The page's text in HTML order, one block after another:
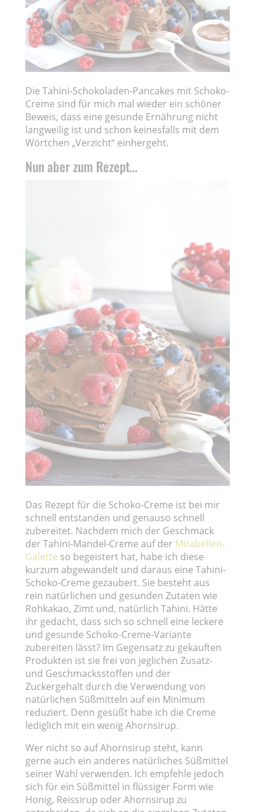
Die Tahini-Schokoladen-Pancakes mit Schoko-
Creme sind für mich mal wieder ein schöner
Beweis, dass eine gesunde Ernährung nicht
langweilig ist und schon keinesfalls mit dem
Wörtchen „Verzicht“ einhergeht.
Nun aber zum Rezept…
Das Rezept für die Schoko-Creme ist bei mir
schnell entstanden und genauso schnell
zubereitet. Nachdem mich der Geschmack
der Tahini-Mandel-Creme auf der Mirabellen-
Galette so begeistert hat, habe ich diese
kurzum abgewandelt und daraus eine Tahini-
Schoko-Creme gezaubert. Sie besteht aus
rein natürlichen und gesunden Zutaten wie
Rohkakao, Zimt und, natürlich Tahini. Hätte
ihr gedacht, dass sich so schnell eine leckere
und gesunde Schoko-Creme-Variante
zubereiten lässt? Im Gegensatz zu gekauften
Produkten ist sie frei von jeglichen Zusatz-
und Geschmacksstoffen und der
Zuckergehalt durch die Verwendung von
natürlichen Süßmitteln auf ein Minimum
reduziert. Denn gesüßt habe ich die Creme
lediglich mit ein wenig Ahornsirup.
Wer nicht so auf Ahornsirup steht, kann
gerne auch ein anderes natürliches Süßmittel
seiner Wahl verwenden. Ich empfehle jedoch
sich für ein Süßmittel in flüssiger Form wie
Honig, Reissirup oder Ahornsirup zu